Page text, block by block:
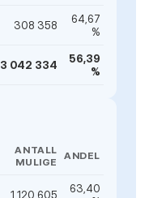
308 358
64,67
%
3 042 334
56,39
%
ANTALL
MULIGE
ANDEL
1 120 605
63,40